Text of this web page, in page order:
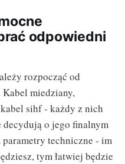
odpowiedni
rozpocząć od
miedziany,
sihf - każdy z nich
decydują o jego finalnym
techniczne - im
tym łatwiej będzie